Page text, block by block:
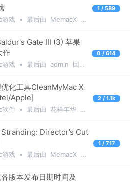
游戏 • 最后由 MemacX 回
1 / 589
Gate III (3) 苹果
作
游戏 • 最后由 admin
回复
0 / 614
化工具CleanMyMac X
Apple]
软件 • 最后由 花样年华 回
2 / 1.1k
Director’s Cut
游戏 • 最后由 MemacX 回
1 / 717
版本发布日期时间及